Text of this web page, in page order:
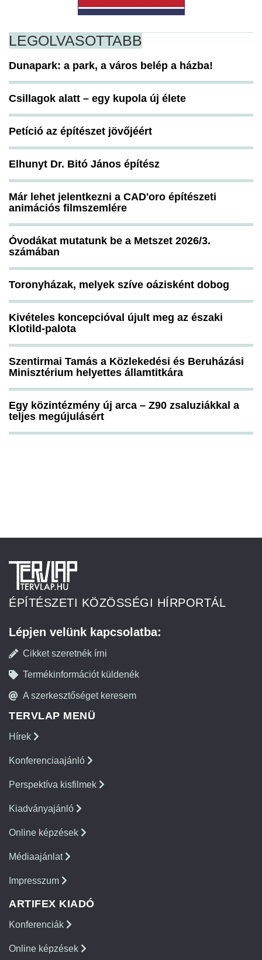
LEGOLVASOTTABB
Dunapark: a park, a város belép a házba!
Csillagok alatt – egy kupola új élete
Petíció az építészet jövőjéért
Elhunyt Dr. Bitó János építész
Már lehet jelentkezni a CAD'oro építészeti
animációs filmszemlére
Óvodákat mutatunk be a Metszet 2026/3.
számában
Toronyházak, melyek szíve oázisként dobog
Kivételes koncepcióval újult meg az északi
Klotild-palota
Szentirmai Tamás a Közlekedési és Beruházási
Minisztérium helyettes államtitkára
Egy közintézmény új arca – Z90 zsaluziákkal a
teljes megújulásért
ÉPÍTÉSZETI KÖZÖSSÉGI HÍRPORTÁL
Lépjen velünk kapcsolatba:
Cikket szeretnék írni
Termékinformációt küldenék
A szerkesztőséget keresem
TERVLAP MENÜ
Hírek
Konferenciaajánló
Perspektíva kisfilmek
Kiadványajánló
Online képzések
Médiaajánlat
Impresszum
ARTIFEX KIADÓ
Konferenciák
Online képzések